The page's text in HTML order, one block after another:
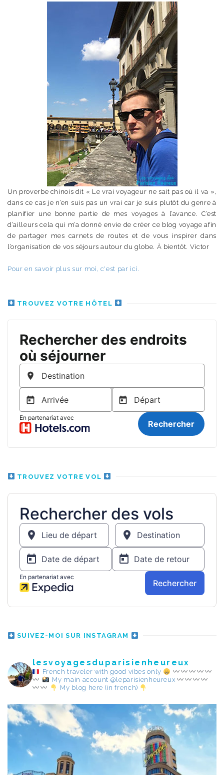
Un proverbe chinois dit « Le vrai voyageur ne sait pas où il va »,
dans ce cas je n’en suis pas un vrai car je suis plutôt du genre à
planifier une bonne partie de mes voyages à l’avance. C’est
d’ailleurs cela qui m’a donné envie de créer ce blog voyage afin
de partager mes carnets de routes et de vous inspirer dans
l’organisation de vos séjours autour du globe. À bientôt. Victor
Pour en savoir plus sur moi, c'est par ici.
TROUVEZ VOTRE HÔTEL
TROUVEZ VOTRE VOL
SUIVEZ-MOI SUR INSTAGRAM
lesvoyagesduparisienheureux
French traveler with good vibes only
My main account @leparisienheureux
My blog here (in french)